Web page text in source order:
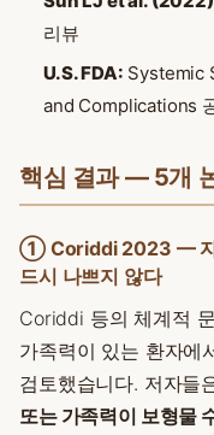
리뷰
U.S. FDA: Systemic
and Complications
핵심 결과 — 5개
① Coriddi 2023 — 자
드시 나쁘지 않다
Coriddi 등의 체계적
가족력이 있는 환자에
검토했습니다. 저자들
또는 가족력이 보형물